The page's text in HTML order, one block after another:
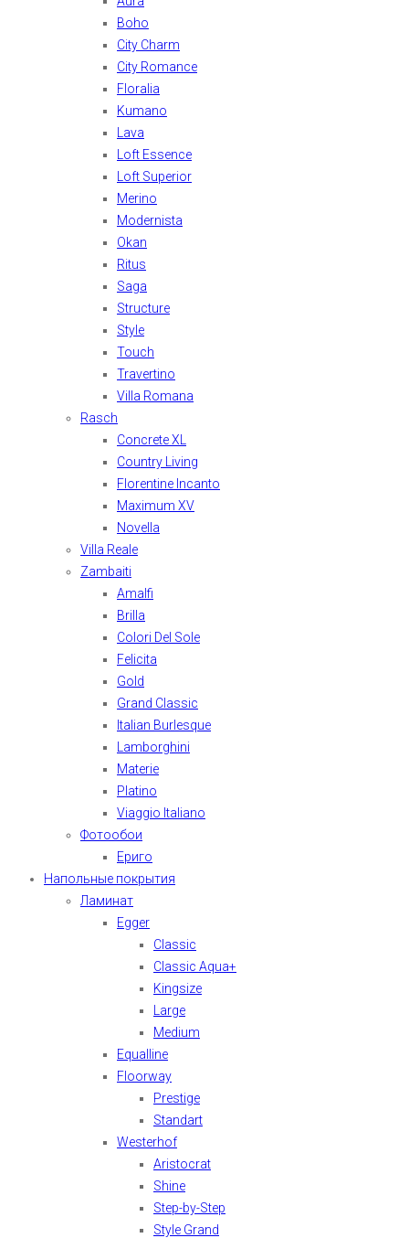
Boho
City Charm
City Romance
Floralia
Kumano
Lava
Loft Essence
Loft Superior
Merino
Modernista
Okan
Ritus
Saga
Structure
Style
Touch
Travertino
Villa Romana
Rasch
Concrete XL
Country Living
Florentine Incanto
Maximum XV
Novella
Villa Reale
Zambaiti
Amalfi
Brilla
Colori Del Sole
Felicita
Gold
Grand Classic
Italian Burlesque
Lamborghini
Materie
Platino
Viaggio Italiano
Фотообои
Ериго
Напольные покрытия
Ламинат
Egger
Classic
Classic Aqua+
Kingsize
Large
Medium
Equalline
Floorway
Prestige
Standart
Westerhof
Aristocrat
Shine
Step-by-Step
Style Grand